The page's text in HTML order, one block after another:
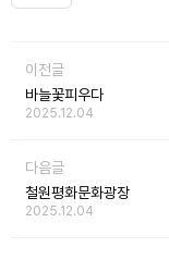
이전글
바늘꽃피우다
2025.12.04
다음글
철원평화문화광장
2025.12.04